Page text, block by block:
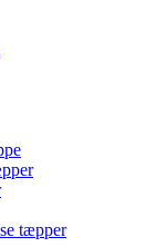
tæpper